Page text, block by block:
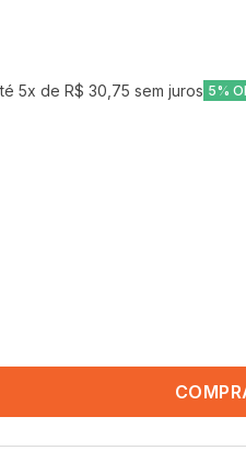
5x deR$ 30,75 sem juros 5%